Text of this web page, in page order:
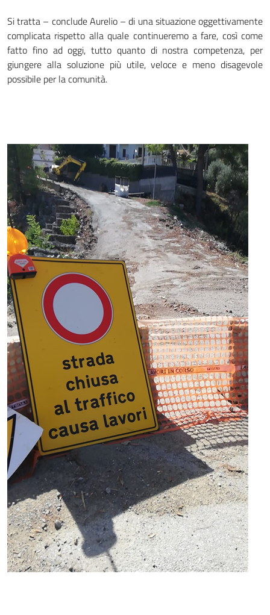
Si tratta – conclude Aurelio – di una situazione oggettivamente
complicata rispetto alla quale continueremo a fare, così come
fatto fino ad oggi, tutto quanto di nostra competenza, per
giungere alla soluzione più utile, veloce e meno disagevole
possibile per la comunità.